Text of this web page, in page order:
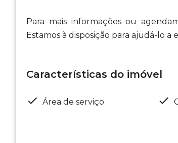
Para mais informações ou
Estamos à disposição para ajudá-lo
Características do imóvel
Área de serviço